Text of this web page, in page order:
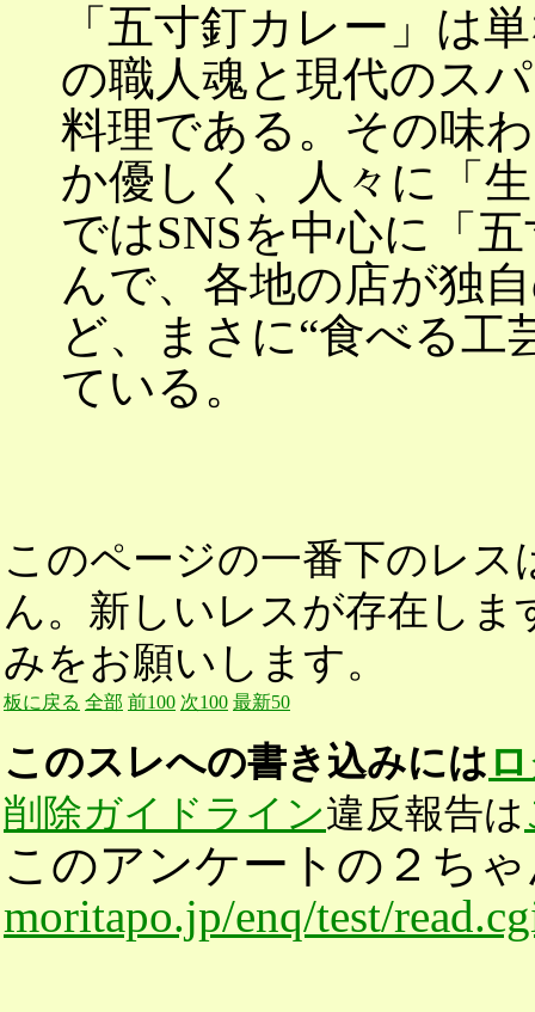
「五寸釘カレー」は
の職人魂と現代のス
料理である。その味
か優しく、人々に「
ではSNSを中心に「
んで、各地の店が独
ど、まさに“食べる工
ている。
このページの一番下のレ
ん。新しいレスが存在し
みをお願いします。
板に戻る 全部 前100 次100 最新50
このスレへの書き込みには
削除ガイドライン違反報告は
このアンケートの２ち
moritapo.jp/enq/test/